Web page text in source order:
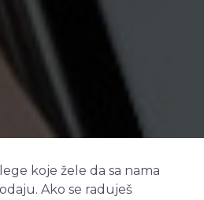
koje žele da sa nama
Ako se raduješ